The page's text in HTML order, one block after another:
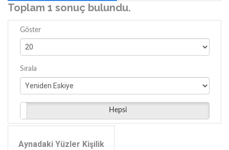
Toplam 1 sonuç bulundu.
Göster
Sırala
Hepsi
Aynadaki Yüzler Kişilik